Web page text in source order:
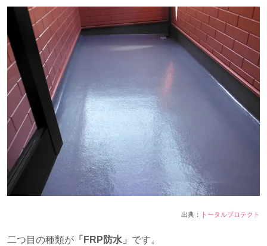
出典： トータルプロテクト
二つ目の種類が 「FRP防水」 です。